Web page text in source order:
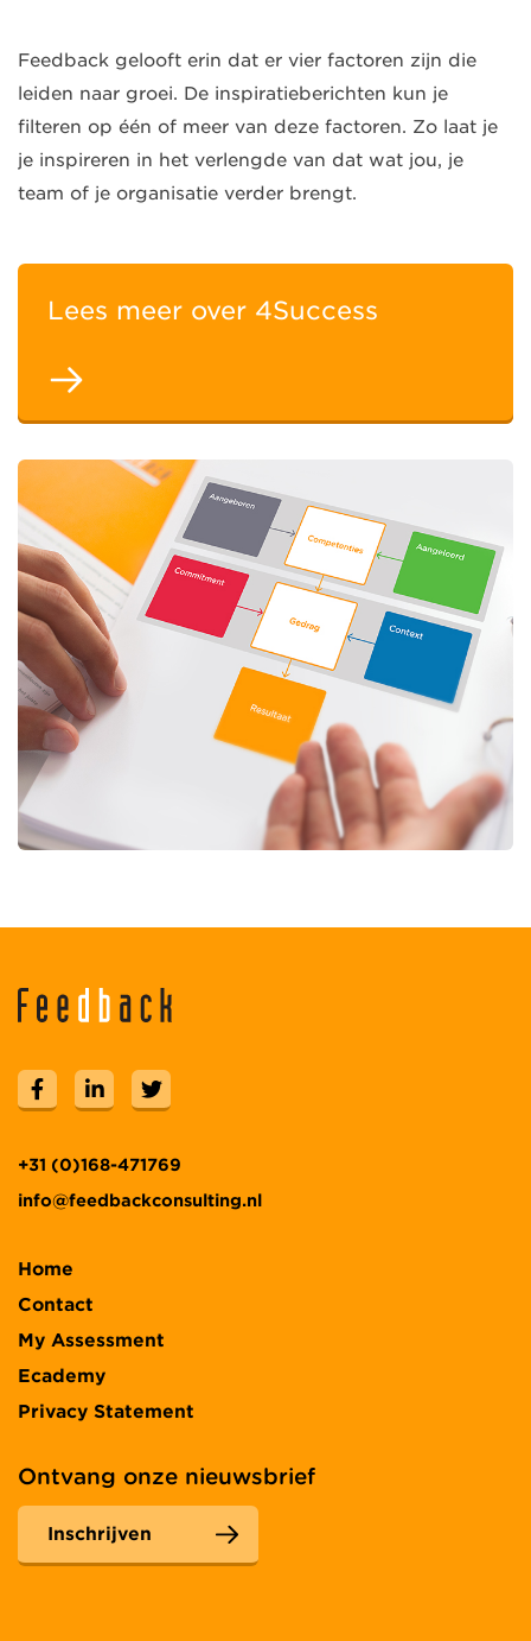
Feedback gelooft erin dat er vier factoren zijn die
leiden naar groei. De inspiratieberichten kun je
filteren op één of meer van deze factoren. Zo laat je
je inspireren in het verlengde van dat wat jou, je
team of je organisatie verder brengt.
Lees meer over 4Success
+31 (0)168-471769
info@feedbackconsulting.nl
Home
Contact
My Assessment
Ecademy
Privacy Statement
Ontvang onze nieuwsbrief
Inschrijven